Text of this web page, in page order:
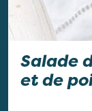
Salade
et de